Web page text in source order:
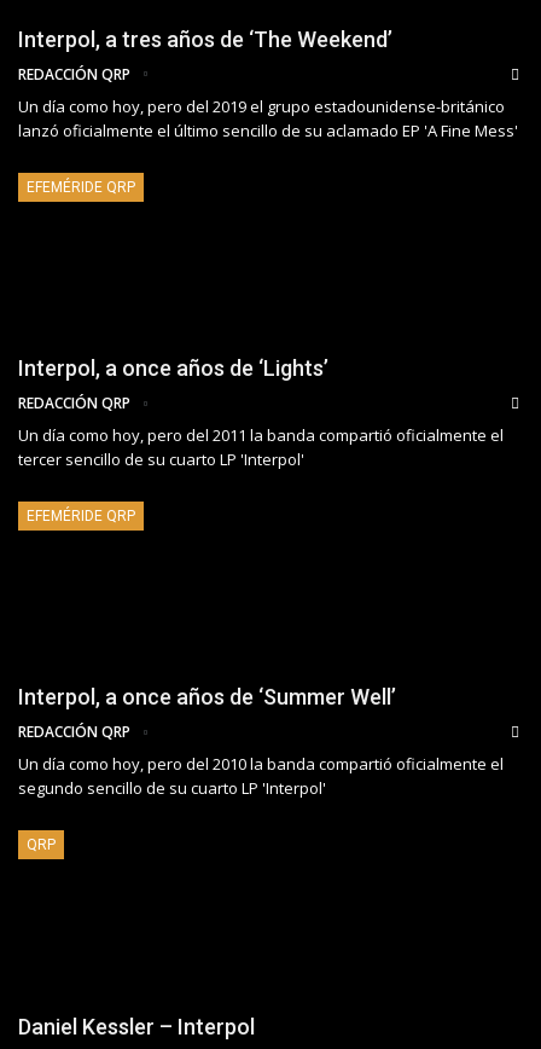
Interpol, a tres años de ‘The Weekend’
REDACCIÓN QRP
Un día como hoy, pero del 2019 el grupo estadounidense-británico
lanzó oficialmente el último sencillo de su aclamado EP 'A Fine Mess'
EFEMÉRIDE QRP
Interpol, a once años de ‘Lights’
REDACCIÓN QRP
Un día como hoy, pero del 2011 la banda compartió oficialmente el
tercer sencillo de su cuarto LP 'Interpol'
EFEMÉRIDE QRP
Interpol, a once años de ‘Summer Well’
REDACCIÓN QRP
Un día como hoy, pero del 2010 la banda compartió oficialmente el
segundo sencillo de su cuarto LP 'Interpol'
QRP
Daniel Kessler – Interpol